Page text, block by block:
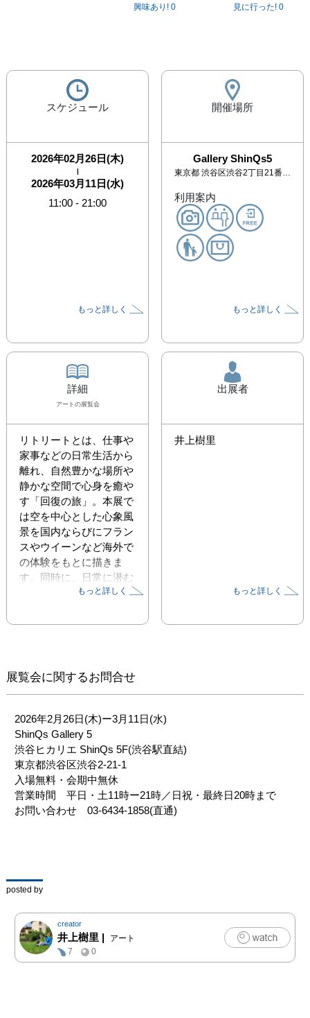
興味あり! 0 見に行った! 0
スケジュール
2026年02月26日(木)
|
2026年03月11日(水)
11:00 - 21:00
もっと詳しく
開催場所
Gallery ShinQs5
東京都 渋谷区渋谷2丁目21番1号 渋谷ヒカリエShinQs5F
利用案内
もっと詳しく
詳細
アート の展覧会
リトリートとは、仕事や
家事などの日常生活から
離れ、自然豊かな場所や
静かな空間で心身を癒や
す「回復の旅」。本展で
は空を中心とした心象風
景を国内ならびにフラン
スやウイーンなど海外で
の体験をもとに描きま
す。同時に、日常に潜む
小さな記憶や温もりを鮮
ーズも展開します。
や余白のある絵画空間。
画家が生み出す肉眼でし
ンの解像度。新作ならび
に近年の代表作を並べ、
渋谷ヒカリエという都市
の結節点からリトリート
されていく景色をお楽し
みください。
協会、大田区美術家協会
、日本ガラス絵協会 会
員、ヴェロン會同人、ア
ートユニット・妄想公園
代表
もっと詳しく
出展者
井上樹里
もっと詳しく
展覧会に関するお問合せ
2026年2月26日(木)ー3月11日(水)
ShinQs Gallery 5
渋谷ヒカリエ ShinQs 5F(渋谷駅直結)
東京都渋谷区渋谷2-21-1
入場無料・会期中無休
営業時間　平日・土11時ー21時／日祝・最終日20時まで
お問い合わせ　03-6434-1858(直通)
posted by
creator
井上樹里 |
アート
7
0